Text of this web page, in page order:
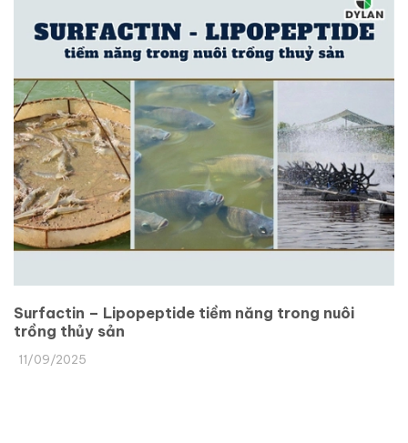
Surfactin – Lipopeptide tiềm năng trong nuôi
trồng thủy sản
11/09/2025